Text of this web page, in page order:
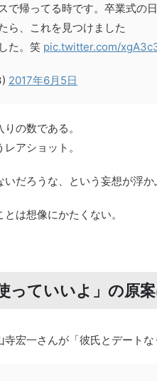
で帰ってる時です。卒業式の
ら、これを見つけました
た。笑 pic.twitter.com/
2017年6月5日
の数である。
アショット。
だろうな、という妄想が浮か
は想像にかたくない。
っていいよ」の原案
宏一さんが「彼氏とデート